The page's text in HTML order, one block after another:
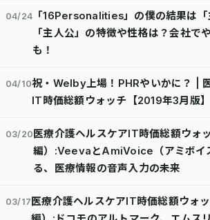
04/24 「16Personalities」の僕の結果は「
「主人公」の特徴や性格は？会社で
も！
04/10祝・Welby上場！PHRやいかに？ |
IT時価総額ウォッチ【2019年3月版】
03/20医療介護ヘルスケアIT時価総額ウォ
編）:VeevaとAmiVoice（アミボイ
る、医療情報の音声入力の未来
03/17医療介護ヘルスケアIT時価総額ウォ